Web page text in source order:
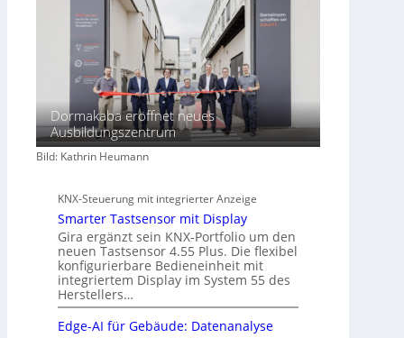
Dormakaba eröffnet neues
Ausbildungszentrum
Bild: Kathrin Heumann
KNX-Steuerung mit integrierter Anzeige
Smarter Tastsensor mit Display
Gira ergänzt sein KNX-Portfolio um den
neuen Tastsensor 4.55 Plus. Die flexibel
konfigurierbare Bedieneinheit mit
integriertem Display im System 55 des
Herstellers…
Edge-AI für Gebäude: Datenanalyse